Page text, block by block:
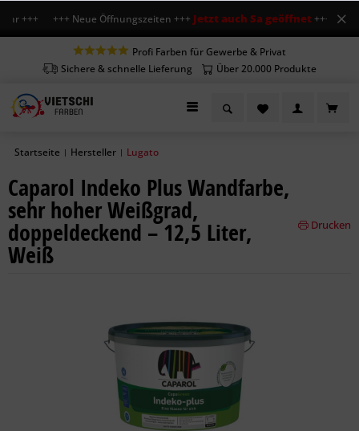
+++ +++ Neue Öffnungszeiten +++Jetzt auch Sa geöffnet+++ Mo-Fr
Profi Farben für Gewerbe & Privat
Sichere & schnelle Lieferung
Über 20.000 Produkte
Startseite | Hersteller | Lugato
Caparol Indeko Plus Wandfarbe,
sehr hoher Weißgrad,
doppeldeckend – 12,5 Liter,
Weiß
Drucken